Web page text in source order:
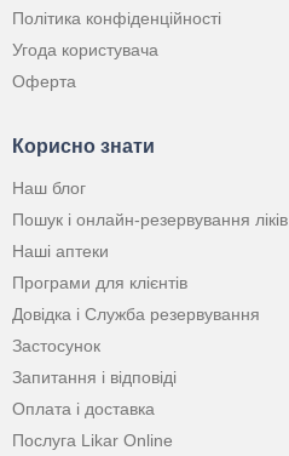
Політика конфіденційності
Угода користувача
Оферта
Корисно знати
Наш блог
Пошук і онлайн-резервування ліків
Наші аптеки
Програми для клієнтів
Довідка і Служба резервування
Застосунок
Запитання і відповіді
Оплата і доставка
Послуга Likar Online